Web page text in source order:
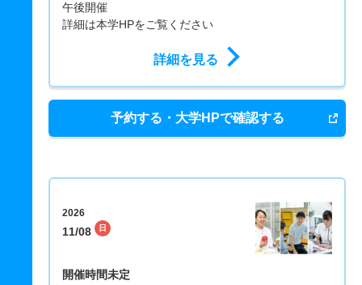
午後開催
詳細は本学HPをご覧ください
詳細を見る
予約する・大学HPで確認する
2026
11/08 日
開催時間未定